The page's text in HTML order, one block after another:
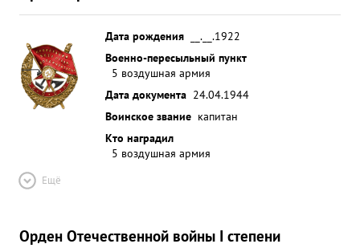
Дата рождения
__.__.1922
Военно-пересыльный пункт
5 воздушная армия
Дата документа 24.04.1944
Воинское звание капитан
Кто наградил
5 воздушная армия
Ещё
Орден Отечественной войны I степени